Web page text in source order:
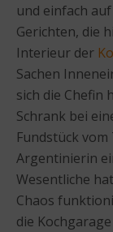
und einfach
Gerichten, die
Interieur der
Sachen
sich die Chefin
Schrank bei
Fundstück
Argentinierin
Wesentliche
Chaos
die